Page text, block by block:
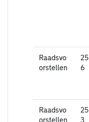
Raadsvo
orstellen
6
Raadsvo
orstellen
3